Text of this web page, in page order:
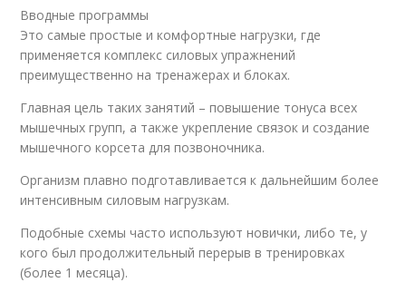
Вводные программы
Это самые простые и комфортные нагрузки, где
применяется комплекс силовых упражнений
преимущественно на тренажерах и блоках.
Главная цель таких занятий – повышение тонуса всех
мышечных групп, а также укрепление связок и создание
мышечного корсета для позвоночника.
Организм плавно подготавливается к дальнейшим более
интенсивным силовым нагрузкам.
Подобные схемы часто используют новички, либо те, у
кого был продолжительный перерыв в тренировках
(более 1 месяца).